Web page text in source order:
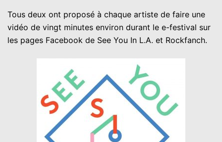
Tous deux ont proposé à chaque artiste de faire une
vidéo de vingt minutes environ durant le e-festival sur
les pages Facebook de See You In L.A. et Rockfanch.